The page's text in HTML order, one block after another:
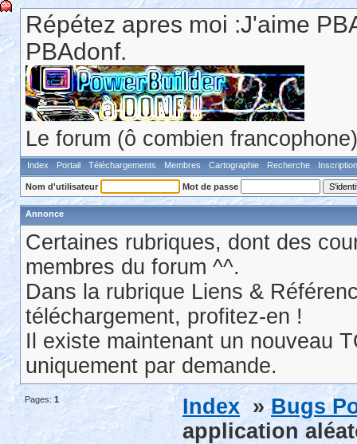
Répétez apres moi :J'aime
PBAdonf.
Le forum (ô combien
Index Portail Téléchargements Membres Cartographie Recherche Inscription
Nom d'utilisateur Mot de passe
Annonce
Certaines rubriques, dont des
membres du forum ^^.
Dans la rubrique Liens &
téléchargement, profitez-en !
Il existe maintenant un nouveau
uniquement par demande.
Pages: 1 Index »Bugs
application